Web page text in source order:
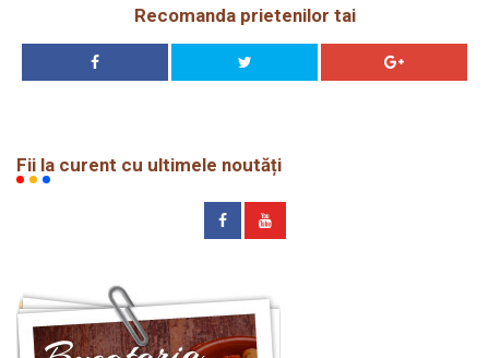
Recomanda prietenilor tai
Fii la curent cu ultimele noutăți